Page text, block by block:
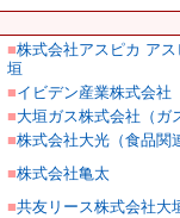
■株式会社アスピカ ア
垣
■イビデン産業株式会社
■大垣ガス株式会社（ガ
■株式会社大光（食品関
■株式会社亀太
■共友リース株式会社大